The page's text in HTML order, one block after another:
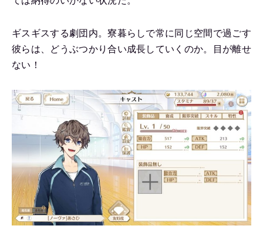
ギスギスする劇団内。寮暮らしで常に同じ空間で過ごす
彼らは、どうぶつかり合い成長していくのか。目が離せ
ない！